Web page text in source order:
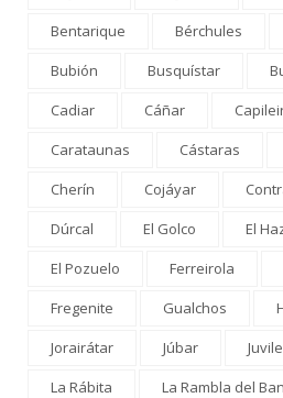
Bentarique
Bérchules
Bubión
Busquístar
Cadiar
Cáñar
Carataunas
Cástaras
Cherín
Cojáyar
Dúrcal
El Golco
El
El Pozuelo
Ferreirola
Fregenite
Gualchos
Jorairátar
Júbar
La Rábita
La Rambla del